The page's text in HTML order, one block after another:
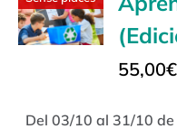
55,00€
Del 03/10 al 31/10